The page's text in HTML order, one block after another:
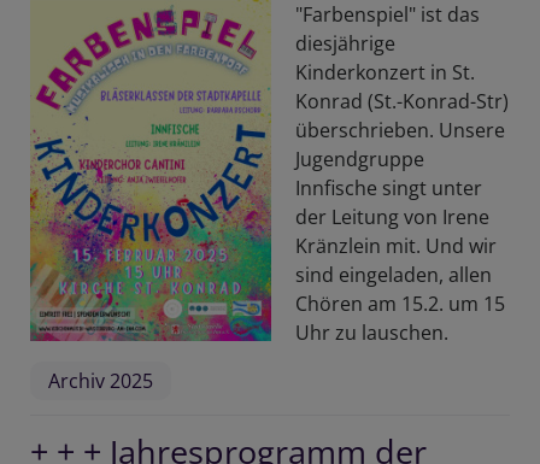
"Farbenspiel" ist das
diesjährige
Kinderkonzert in St.
Konrad (St.-Konrad-Str)
überschrieben. Unsere
Jugendgruppe
Innfische singt unter
der Leitung von Irene
Kränzlein mit. Und wir
sind eingeladen, allen
Chören am 15.2. um 15
Uhr zu lauschen.
Archiv 2025
+ + + Jahresprogramm der